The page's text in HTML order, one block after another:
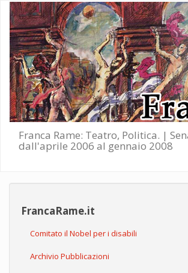
Salta al contenuto principale
Franca Rame: Teatro, Politica. |
dall'aprile 2006 al gennaio 2008
FrancaRame.it
Comitato il Nobel per i disabili
Archivio Pubblicazioni